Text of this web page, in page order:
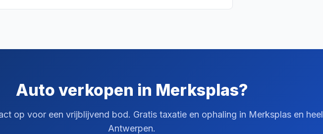
Auto verkopen in Merksplas?
op voor een vrijblijvend bod. Gratis taxatie en ophaling in Merksplas en heel
Antwerpen.